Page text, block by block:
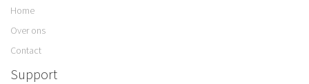
Home
Over ons
Contact
Support